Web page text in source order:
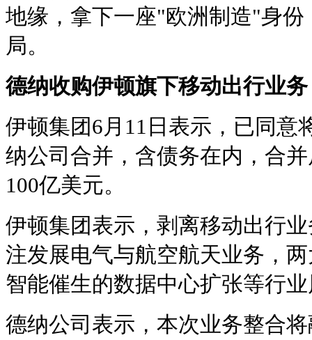
地缘，拿下一座"欧洲制造"身
局。
德纳收购伊顿旗下移动出行业务
伊顿集团6月11日表示，已同意
纳公司合并，含债务在内，合
100亿美元。
伊顿集团表示，剥离移动出行
注发展电气与航空航天业务，
智能催生的数据中心扩张等行
德纳公司表示，本次业务整合